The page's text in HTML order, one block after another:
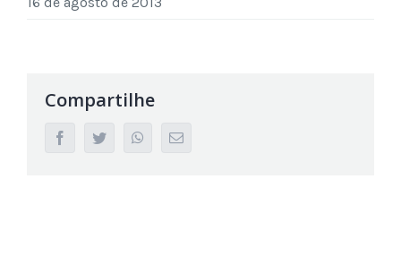
Compartilhe
facebooktwitter whatsappEmail